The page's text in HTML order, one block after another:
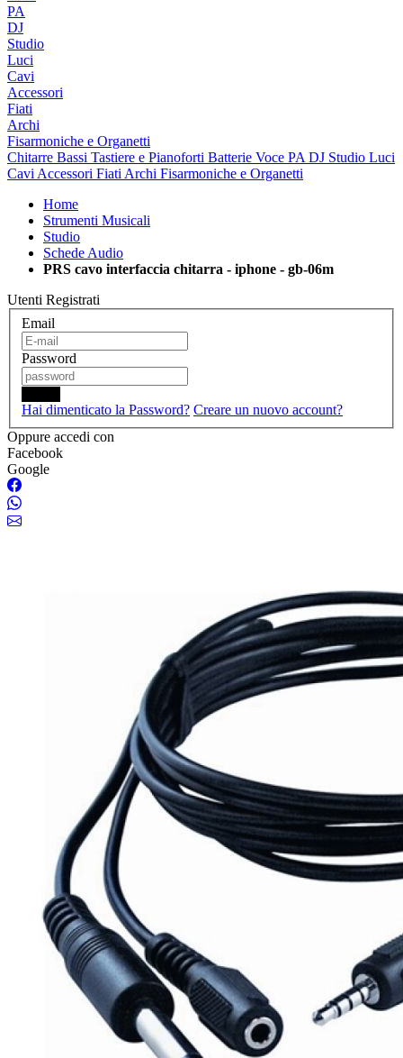
PA
DJ
Studio
Luci
Cavi
Accessori
Fiati
Archi
Fisarmoniche e Organetti
Chitarre Bassi Tastiere e Pianoforti Batterie Voce PA DJ Studio Luci
Cavi Accessori Fiati Archi Fisarmoniche e Organetti
Home
Strumenti Musicali
Studio
Schede Audio
PRS cavo interfaccia chitarra - iphone - gb-06m
Utenti Registrati
Email
Password
Hai dimenticato la Password? Creare un nuovo account?
Oppure accedi con
Facebook
Google